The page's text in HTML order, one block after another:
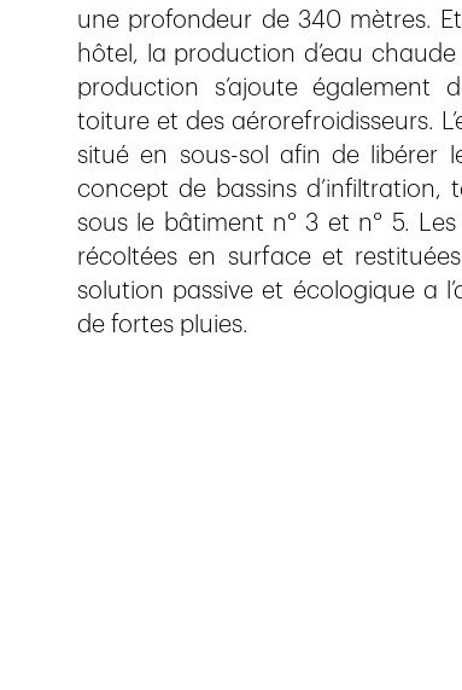
une profondeur de 340 mètres.
hôtel, la production d’eau
production s’ajoute également
toiture et des aérorefroidisseurs.
situé en sous-sol afin de libérer
concept de bassins d’infiltration,
sous le bâtiment n° 3 et n° 5.
récoltées en surface et
solution passive et écologique a
de fortes pluies.